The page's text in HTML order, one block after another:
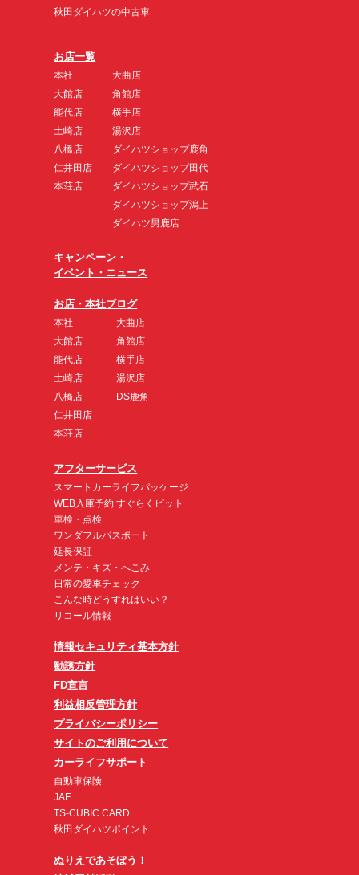
秋田ダイハツの中古車
お店一覧
本社
大館店
能代店
土崎店
八橋店
仁井田店
本荘店
大曲店
角館店
横手店
湯沢店
ダイハツショップ鹿角
ダイハツショップ田代
ダイハツショップ武石
ダイハツショップ潟上
ダイハツ男鹿店
キャンペーン・
イベント・ニュース
お店・本社ブログ
本社
大館店
能代店
土崎店
八橋店
仁井田店
本荘店
大曲店
角館店
横手店
湯沢店
DS鹿角
アフターサービス
スマートカーライフパッケージ
WEB入庫予約 すぐらくピット
車検・点検
ワンダフルパスポート
延長保証
メンテ・キズ・へこみ
日常の愛車チェック
こんな時どうすればいい？
リコール情報
情報セキュリティ基本方針
勧誘方針
FD宣言
利益相反管理方針
プライバシーポリシー
サイトのご利用について
カーライフサポート
自動車保険
JAF
TS-CUBIC CARD
秋田ダイハツポイント
ぬりえであそぼう！